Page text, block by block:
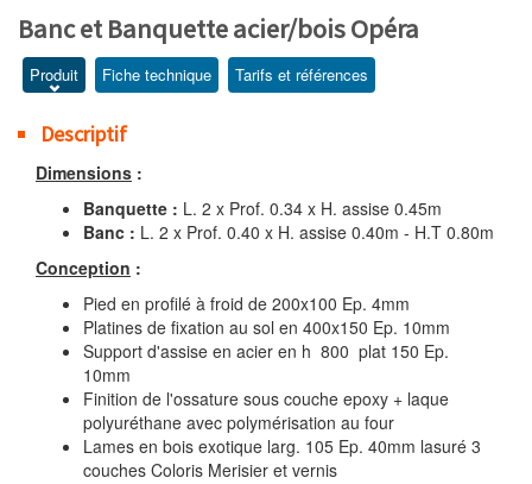
Banc et Banquette acier/bois Opéra
Produit Fiche technique Tarifs et références
Descriptif
Dimensions :
Banquette : L. 2 x Prof. 0.34 x H. assise 0.45m
Banc : L. 2 x Prof. 0.40 x H. assise 0.40m - H.T 0.80m
Conception :
Pied en profilé à froid de 200x100 Ep. 4mm
Platines de fixation au sol en 400x150 Ep. 10mm
Support d'assise en acier en h 800 plat 150 Ep.
10mm
Finition de l'ossature sous couche epoxy + laque
polyuréthane avec polymérisation au four
Lames en bois exotique larg. 105 Ep. 40mm lasuré 3
couches Coloris Merisier et vernis